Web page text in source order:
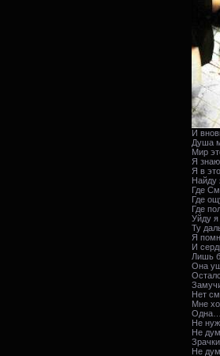
И
Душа
Мир
Я
Я в
Найду
Где
Где
Где
Уйду я
Ту
Я
И
Лишь
Она
Нет
Мне
Одна…
Не
Не
Не